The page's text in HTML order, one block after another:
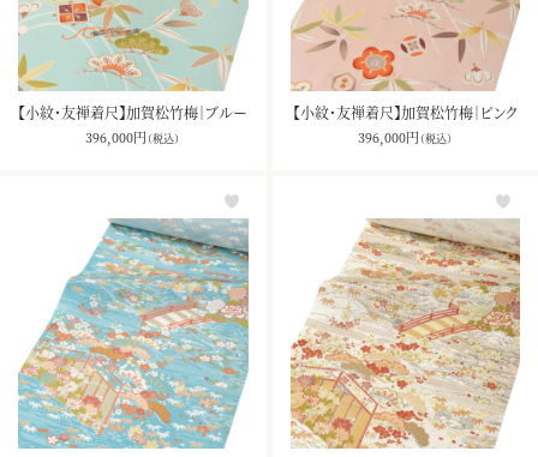
【小紋・友禅着尺】加賀松竹梅｜ブルー
396,000円 （税込）
【小紋・友禅着尺】加賀松竹梅｜ピンク
396,000円 （税込）